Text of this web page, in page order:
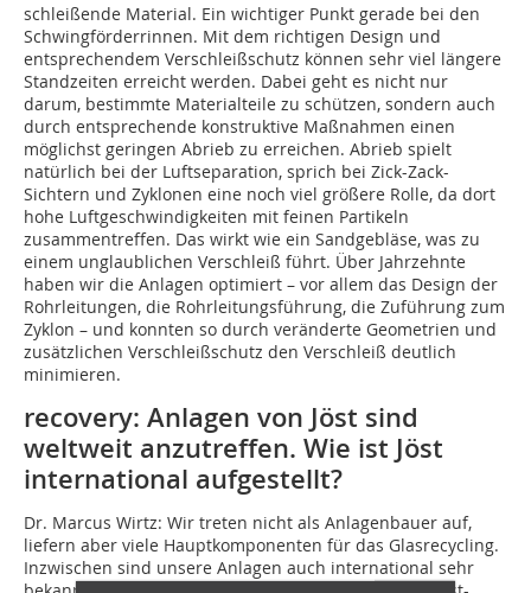
schleißende Material. Ein wichtiger Punkt gerade bei den
Schwingförderrinnen. Mit dem richtigen Design und
entsprechendem Verschleißschutz können sehr viel längere
Standzeiten erreicht werden. Dabei geht es nicht nur
darum, bestimmte Materialteile zu schützen, sondern auch
durch entsprechende konstruktive Maßnahmen einen
möglichst geringen Abrieb zu erreichen. Abrieb spielt
natürlich bei der Luftseparation, sprich bei Zick-Zack-
Sichtern und Zyklonen eine noch viel größere Rolle, da dort
hohe Luftgeschwindigkeiten mit feinen Partikeln
zusammentreffen. Das wirkt wie ein Sandgebläse, was zu
einem unglaublichen Verschleiß führt. Über Jahrzehnte
haben wir die Anlagen optimiert – vor allem das Design der
Rohrleitungen, die Rohrleitungsführung, die Zuführung zum
Zyklon – und konnten so durch veränderte Geometrien und
zusätzlichen Verschleißschutz den Verschleiß deutlich
minimieren.
recovery: Anlagen von Jöst sind
weltweit anzutreffen. Wie ist Jöst
international aufgestellt?
Dr. Marcus Wirtz: Wir treten nicht als Anlagenbauer auf,
liefern aber viele Hauptkomponenten für das Glasrecycling.
Inzwischen sind unsere Anlagen auch international sehr